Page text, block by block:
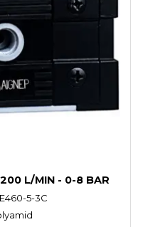
L/MIN - 0-8 BAR
E460-5-3C